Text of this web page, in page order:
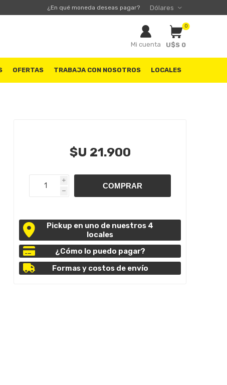
¿En qué moneda deseas pagar?
Mi cuenta
0
U$S 0
OFERTAS TRABAJA CON NOSOTROS LOCALES
$U 21.900
i
h
Pickup en uno de nuestros 4
locales
¿Cómo lo puedo pagar?
Formas y costos de envío